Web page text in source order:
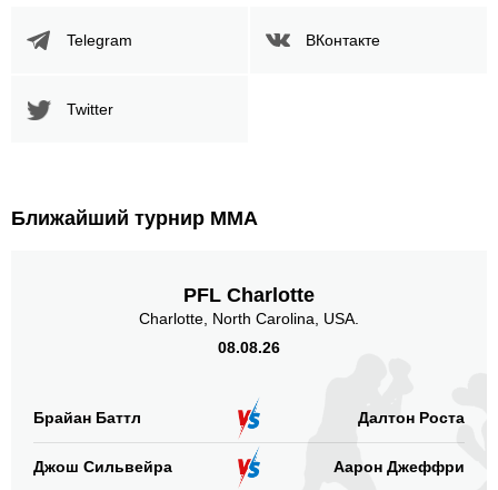
Telegram ВКонтакте
Twitter
Ближайший турнир ММА
PFL Charlotte
Charlotte, North Carolina, USA.
08.08.26
Брайан Баттл Далтон Роста
Джош Сильвейра Аарон Джеффри